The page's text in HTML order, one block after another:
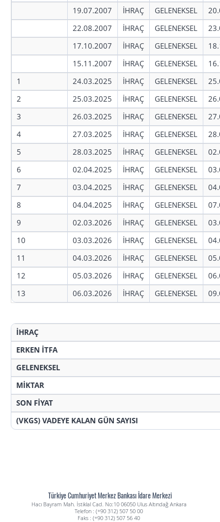
19.07.2007 İHRAÇ GELENEKSEL
22.08.2007
İHRAÇ GELENEKSEL
17.10.2007
İHRAÇ GELENEKSEL
15.11.2007
İHRAÇ GELENEKSEL
1
24.03.2025 İHRAÇ GELENEKSEL
2
25.03.2025 İHRAÇ GELENEKSEL
3
26.03.2025 İHRAÇ GELENEKSEL
4
27.03.2025 İHRAÇ GELENEKSEL
5
28.03.2025 İHRAÇ GELENEKSEL
6
02.04.2025 İHRAÇ GELENEKSEL
7
03.04.2025 İHRAÇ GELENEKSEL
8
04.04.2025 İHRAÇ GELENEKSEL
9
02.03.2026 İHRAÇ GELENEKSEL
10
03.03.2026 İHRAÇ GELENEKSEL
11
04.03.2026 İHRAÇ GELENEKSEL
12
05.03.2026 İHRAÇ GELENEKSEL
13
06.03.2026 İHRAÇ GELENEKSEL
İHRAÇ
ERKEN İTFA
GELENEKSEL
MİKTAR
SON FİYAT
(VKGS) VADEYE KALAN GÜN SAYISI
Türkiye Cumhuriyet Merkez Bankası İdare Merkezi
Hacı Bayram Mah. İstiklal Cad. No:10 06050 Ulus Altındağ Ankara
Telefon : (+90 312) 507 50 00
Faks : (+90 312) 507 56 40